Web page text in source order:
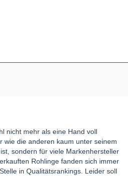
nicht mehr als eine Hand voll
wie die anderen kaum unter seinem
sondern für viele Markenhersteller
Rohlinge fanden sich immer
in Qualitätsrankings. Leider soll